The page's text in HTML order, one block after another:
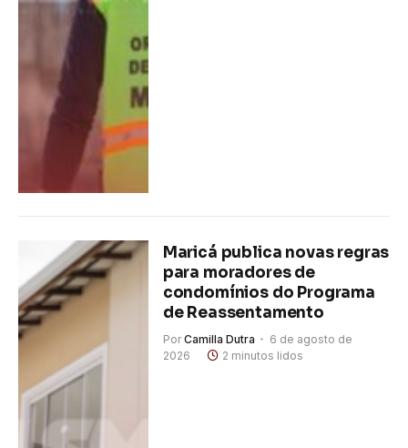
Maricá publica novas regras
para moradores de
condomínios do Programa
de Reassentamento
Por Camilla Dutra
6 de agosto de
2026
2 minutos lidos